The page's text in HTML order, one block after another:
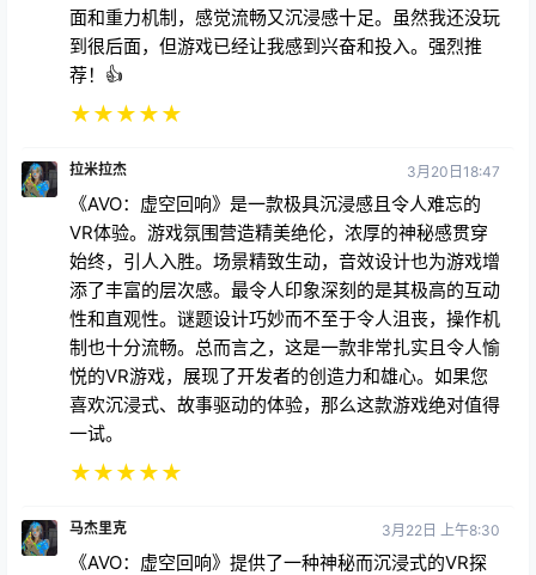
面和重力机制，感觉流畅又沉浸感十足。虽然我还没玩
到很后面，但游戏已经让我感到兴奋和投入。强烈推
荐！👍
★★★★★
拉米拉杰 3月20日18:47
《AVO：虚空回响》是一款极具沉浸感且令人难忘的
VR体验。游戏氛围营造精美绝伦，浓厚的神秘感贯穿
始终，引人入胜。场景精致生动，音效设计也为游戏增
添了丰富的层次感。最令人印象深刻的是其极高的互动
性和直观性。谜题设计巧妙而不至于令人沮丧，操作机
制也十分流畅。总而言之，这是一款非常扎实且令人愉
悦的VR游戏，展现了开发者的创造力和雄心。如果您
喜欢沉浸式、故事驱动的体验，那么这款游戏绝对值得
一试。
★★★★★
马杰里克 3月22日 上午8:30
《AVO：虚空回响》提供了一种神秘而沉浸式的VR探